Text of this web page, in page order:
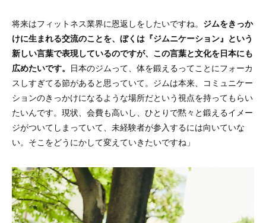
将来はフィットネス業界に恩返しをしたいですね。 ジムをきっか
けに生まれる交流のことを、ぼくは『ジムニケーション』という
新しい言葉で表現しているのですが、この言葉と文化を日本にも
広めたいです。 日本のジムって、体を鍛えるってことにフォーカ
スしすぎてる節があると思っていて。ジムは本来、コミュニケー
ションのきっかけになるような場所だという視点を持ってもらい
たいんです。現状、会費も高いし、ひとりで黙々と鍛えるイメー
ジがついてしまっていて、未経験者が参入するには向いていな
い。そこをどうにかして変えていきたいですね」